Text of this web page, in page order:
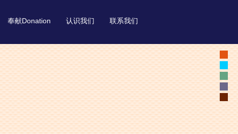
奉献Donation 认识我们 联系我们